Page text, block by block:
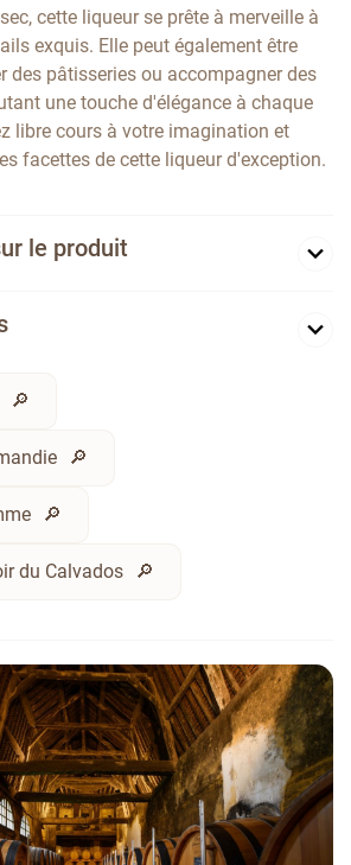
cette liqueur se prête à merveille à
exquis. Elle peut également être
des pâtisseries ou accompagner des
une touche d'élégance à chaque
libre cours à votre imagination et
facettes de cette liqueur d'exception.
le produit
du Calvados